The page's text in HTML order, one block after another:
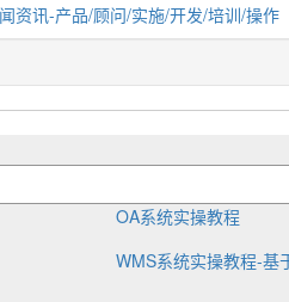
资讯-产品/顾问/实施/开发/培训/操作
OA系统实操教程
WMS系统实操教程-基